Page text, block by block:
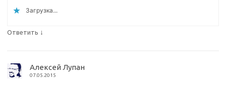
Загрузка...
Ответить ↓
Алексей Лупан
07.05.2015